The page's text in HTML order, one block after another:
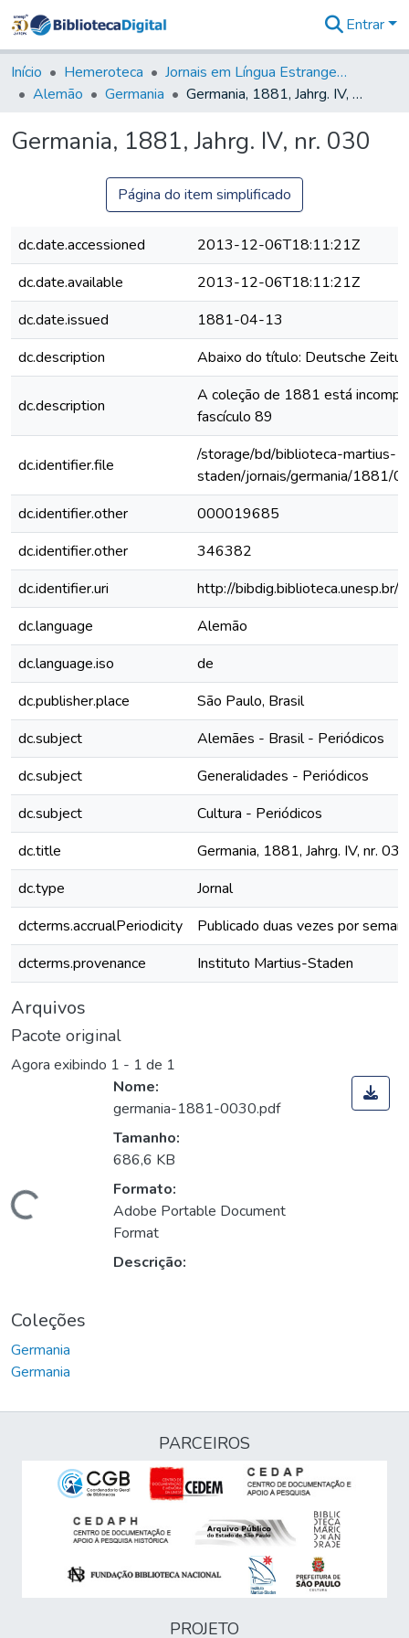
&
Coleções
Tudo na
Digital
Entrar
Início Hemeroteca
Jornais em Língua Estrangeira
Alemão
Germania Germania, 1881, Jahrg. IV, nr. 030
Germania, 1881, Jahrg. IV, nr. 030
Página do item simplificado
dc.date.accessioned
2013-12-06T18:11:21Z
dc.date.available
2013-12-06T18:11:21Z
dc.date.issued
1881-04-13
dc.description
Abaixo do título: Deutsche
dc.description
A coleção de 1881 está
fascículo 89
dc.identifier.file
/storage/bd/biblioteca-martius-
staden/jornais/germania/1881/
dc.identifier.other
000019685
dc.identifier.other
346382
dc.identifier.uri
http://
dc.language
Alemão
dc.language.iso
de
dc.publisher.place
São Paulo, Brasil
dc.subject
Alemães - Brasil - Periódicos
dc.subject
Generalidades - Periódicos
dc.subject
Cultura - Periódicos
dc.title
Germania, 1881, Jahrg. IV, nr. 030
dc.type
Jornal
dcterms.accrualPeriodicity
Publicado duas vezes por
dcterms.provenance
Instituto Martius-Staden
Arquivos
Pacote original
Agora exibindo 1 - 1 de 1
Carregando...
Nome:
germania-1881-0030.pdf
Tamanho:
686,6 KB
Formato:
Adobe Portable Document
Format
Descrição:
Coleções
Germania
Germania
PARCEIROS
PROJETO